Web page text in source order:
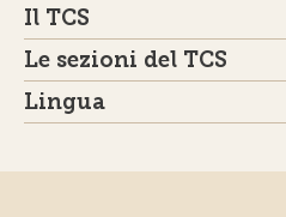
Il TCS
Le sezioni del TCS
Lingua